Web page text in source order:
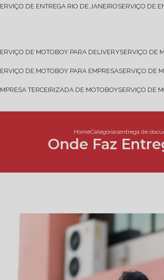
SERVIÇO DE ENTREGA RIO DE JANEIRO SERVIÇO DE
SERVIÇO DE MOTOBOY PARA DELIVERY SERVIÇO DE
SERVIÇO DE MOTOBOY PARA EMPRESA SERVIÇO DE
EMPRESA TERCEIRIZADA DE MOTOBOY SERVIÇO DE
HomeCategoriasentrega de
Onde Faz